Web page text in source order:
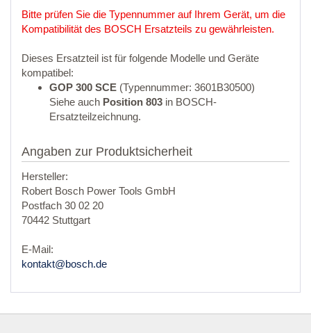
Bitte prüfen Sie die Typennummer auf Ihrem Gerät, um die
Kompatibilität des BOSCH Ersatzteils zu gewährleisten.
Dieses Ersatzteil ist für folgende Modelle und Geräte
kompatibel:
GOP 300 SCE (Typennummer: 3601B30500)
Siehe auch Position 803 in BOSCH-
Ersatzteilzeichnung.
Angaben zur Produktsicherheit
Hersteller:
Robert Bosch Power Tools GmbH
Postfach 30 02 20
70442 Stuttgart
E-Mail:
kontakt@bosch.de